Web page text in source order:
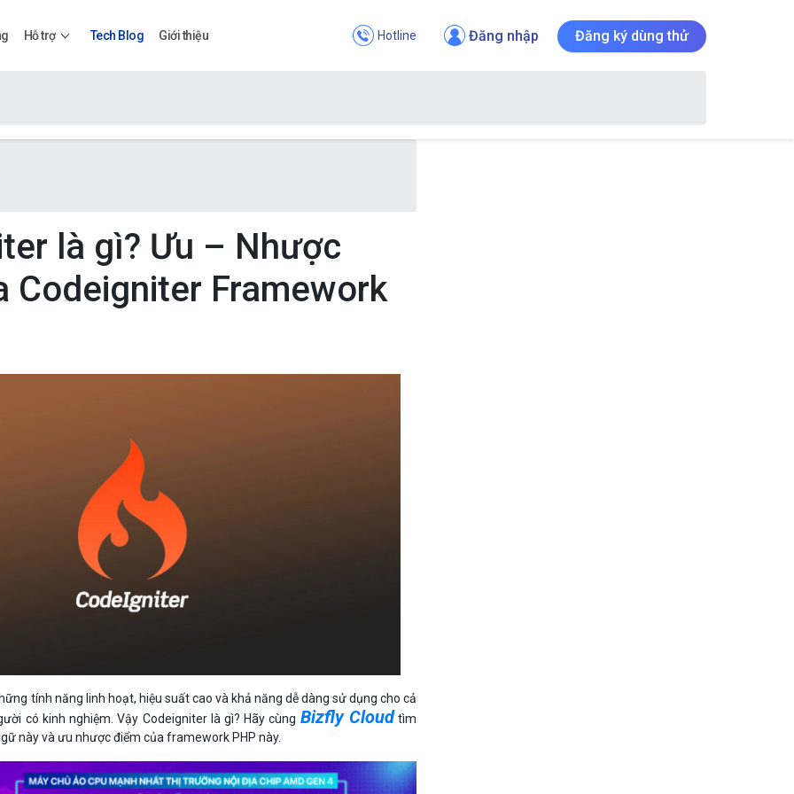
Apps
Bảng giá
Bảng giá
Hỗ trợ Tech Blog Giới thiệu Hotline Đăng nhập Đăng ký dùng thử
là gì? Ưu – Nhược
Codeigniter Framework
tính năng linh hoạt, hiệu suất cao và khả năng dễ dàng sử dụng cho cả
có kinh nghiệm. Vậy Codeigniter là gì? Hãy cùng Bizfly Cloudtìm
này và ưu nhược điểm của framework PHP này.